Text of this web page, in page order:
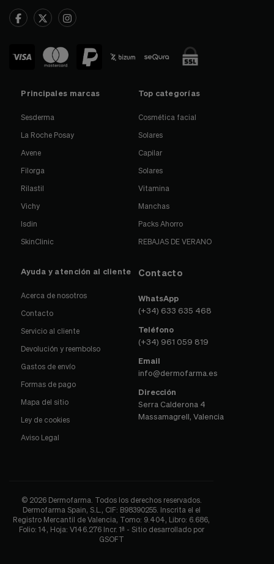
Principales marcas
Sesderma
La Roche Posay
Avene
Filorga
Rilastil
Vichy
Isdin
SkinClinic
Top categorías
Cosmética facial
Solares
Capilar
Solares
Vitamina
Manchas
Packs Ahorro
REBAJAS DE VERANO
Ayuda y atención al cliente
Acerca de nosotros
Contacto
Servicio al cliente
Devolución y reembolso
Gastos de envío
Formas de pago
Mapa del sitio
Ley de cookies
Aviso Legal
Contacto
WhatsApp
(+34) 633 635 468
Teléfono
(+34) 961 059 819
Email
info@dermofarma.es
Dirección
Serra Calderona 4
Massamagrell, Valencia
© 2026 Dermofarma. Todos los derechos reservados.
Dermofarma Spain, S.L., CIF: B98390255. Inscrita el el
Registro Mercantil de Valencia, Tomo: 9.404, Libro: 6.686,
Folio: 14, Hoja: V146.276 Incr. 1ª - Sitio desarrollado por
GSOFT